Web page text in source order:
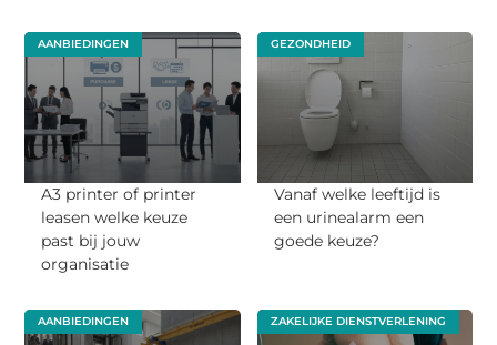
AANBIEDINGEN
A3 printer of printer
leasen welke keuze
past bij jouw
organisatie
GEZONDHEID
Vanaf welke leeftijd is
een urinealarm een
goede keuze?
AANBIEDINGEN ZAKELIJKE DIENSTVERLENING